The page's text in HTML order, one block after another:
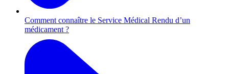
Comment connaître le Service Médical Rendu d’un
médicament ?